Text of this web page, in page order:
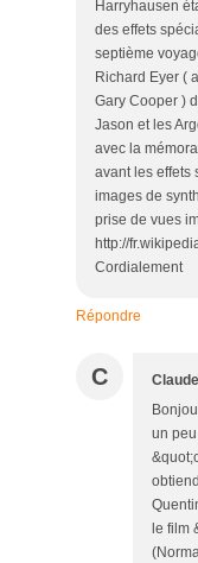
Harryhausen
des effets
septième
Richard Eyer (
Gary Cooper )
Jason et les
avec la
avant les effets
images de
prise de vues
http://
Cordialement
Répondre
C
un
le film